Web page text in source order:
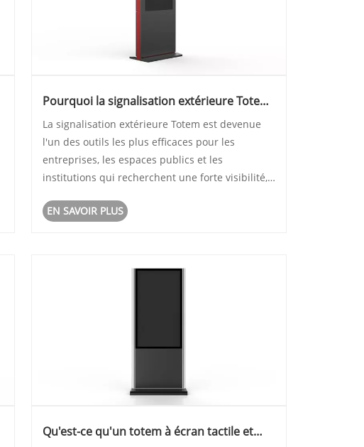
Pourquoi la signalisation extérieure Totem
moderne et la visibilité de la marque ?
La signalisation extérieure Totem est devenue
l'un des outils les plus efficaces pour les
entreprises, les espaces publics et les
institutions qui recherchent une forte visibilité,
marque à long terme. Cet article explore
EN SAVOIR PLUS
Qu'est-ce qu'un totem à écran tactile et